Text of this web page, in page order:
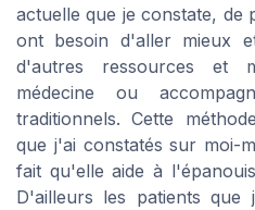
actuelle que je constate, de
ont besoin d'aller mieux
d'autres ressources et
médecine ou
traditionnels. Cette
que j'ai constatés sur moi-
fait qu'elle aide à
D'ailleurs les patients que